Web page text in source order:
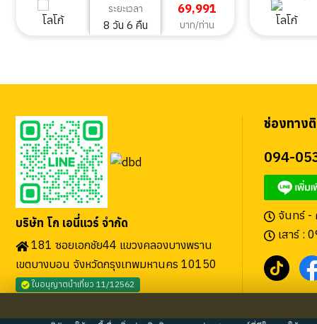
ระยะเวลา
8 วัน 6 คืน
69,991
บาท/ท่าน
บริษัท โก เอนี่แวร์ จำกัด
181 ซอยเอกชัย44 แขวงคลองบางพราน
เขตบางบอน จังหวัดกรุงเทพมหานคร 10150
ใบอนุญาตนำเที่ยว 11/12562
ช่องทาง
094-
จันทร์ -
เสาร์ :